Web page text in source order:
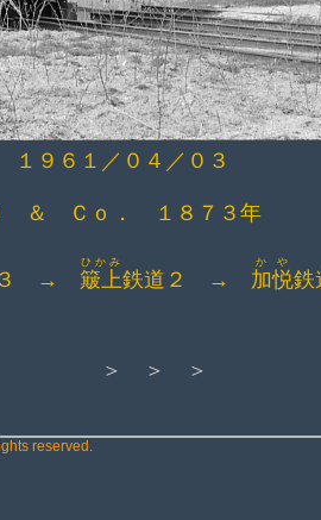
／０４／０３
＆ Ｃｏ． １８７３年
３ → 簸上
ひかみ
鉄道２ → 加悦
かや
鉄
＞ ＞ ＞
reserved.